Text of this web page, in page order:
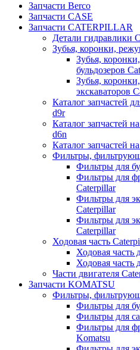
Запчасти Berco
Запчасти CASE
Запчасти CATERPILLAR
Детали гидравлики
Зубья, коронки,
Зубья,
бульдозеров
Зубья,
экскаваторов
Каталог запчастей
d9r
Каталог запчастей
d6n
Каталог запчастей
Фильтры,
Фильтры для
Фильтры для
Caterpillar
Фильтры для
Caterpillar
Фильтры для
Caterpillar
Ходовая часть
Ходовая часть
Ходовая часть
Части двигателя
Запчасти KOMATSU
Фильтры,
Фильтры для
Фильтры для
Фильтры для
Komatsu